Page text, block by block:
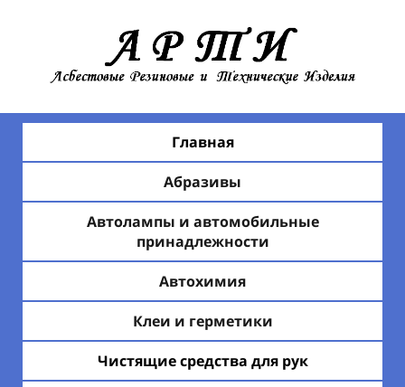
Главная
Абразивы
Автолампы и автомобильные
принадлежности
Автохимия
Клеи и герметики
Чистящие средства для рук